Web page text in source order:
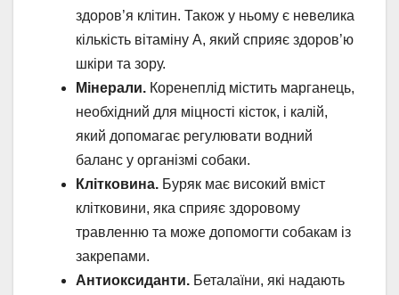
здоров’я клітин. Також у ньому є невелика
кількість вітаміну А, який сприяє здоров’ю
шкіри та зору.
Мінерали. Коренеплід містить марганець,
необхідний для міцності кісток, і калій,
який допомагає регулювати водний
баланс у організмі собаки.
Клітковина. Буряк має високий вміст
клітковини, яка сприяє здоровому
травленню та може допомогти собакам із
закрепами.
Антиоксиданти. Беталаїни, які надають